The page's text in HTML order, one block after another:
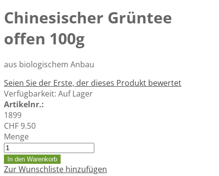
Chinesischer Grüntee
offen 100g
aus biologischem Anbau
Seien Sie der Erste, der dieses Produkt bewertet
Verfügbarkeit: Auf Lager
Artikelnr.:
1899
CHF 9.50
Menge
In den Warenkorb
Zur Wunschliste hinzufügen